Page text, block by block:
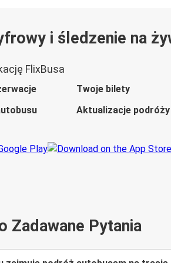
i śledzenie na
FlixBusa
Twoje bilety
Aktualizacje podróży
Zadawane Pytania